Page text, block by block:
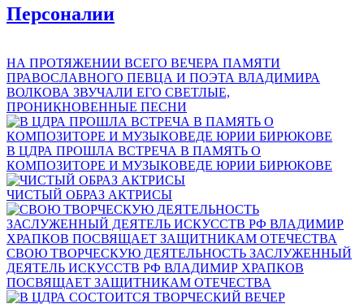
Персоналии
НА ПРОТЯЖЕНИИ ВСЕГО ВЕЧЕРА ПАМЯТИ
ПРАВОСЛАВНОГО ПЕВЦА И ПОЭТА ВЛАДИМИРА
ВОЛКОВА ЗВУЧАЛИ ЕГО СВЕТЛЫЕ,
ПРОНИКНОВЕННЫЕ ПЕСНИ
В ЦДРА ПРОШЛА ВСТРЕЧА В ПАМЯТЬ О
КОМПОЗИТОРЕ И МУЗЫКОВЕДЕ ЮРИИ БИРЮКОВЕ
ЧИСТЫЙ ОБРАЗ АКТРИСЫ
СВОЮ ТВОРЧЕСКУЮ ДЕЯТЕЛЬНОСТЬ ЗАСЛУЖЕННЫЙ
ДЕЯТЕЛЬ ИСКУССТВ РФ ВЛАДИМИР ХРАПКОВ
ПОСВЯЩАЕТ ЗАЩИТНИКАМ ОТЕЧЕСТВА